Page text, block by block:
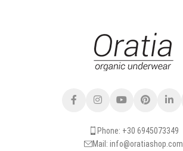
Phone: +30 6945073349
Mail: info@oratiashop.com